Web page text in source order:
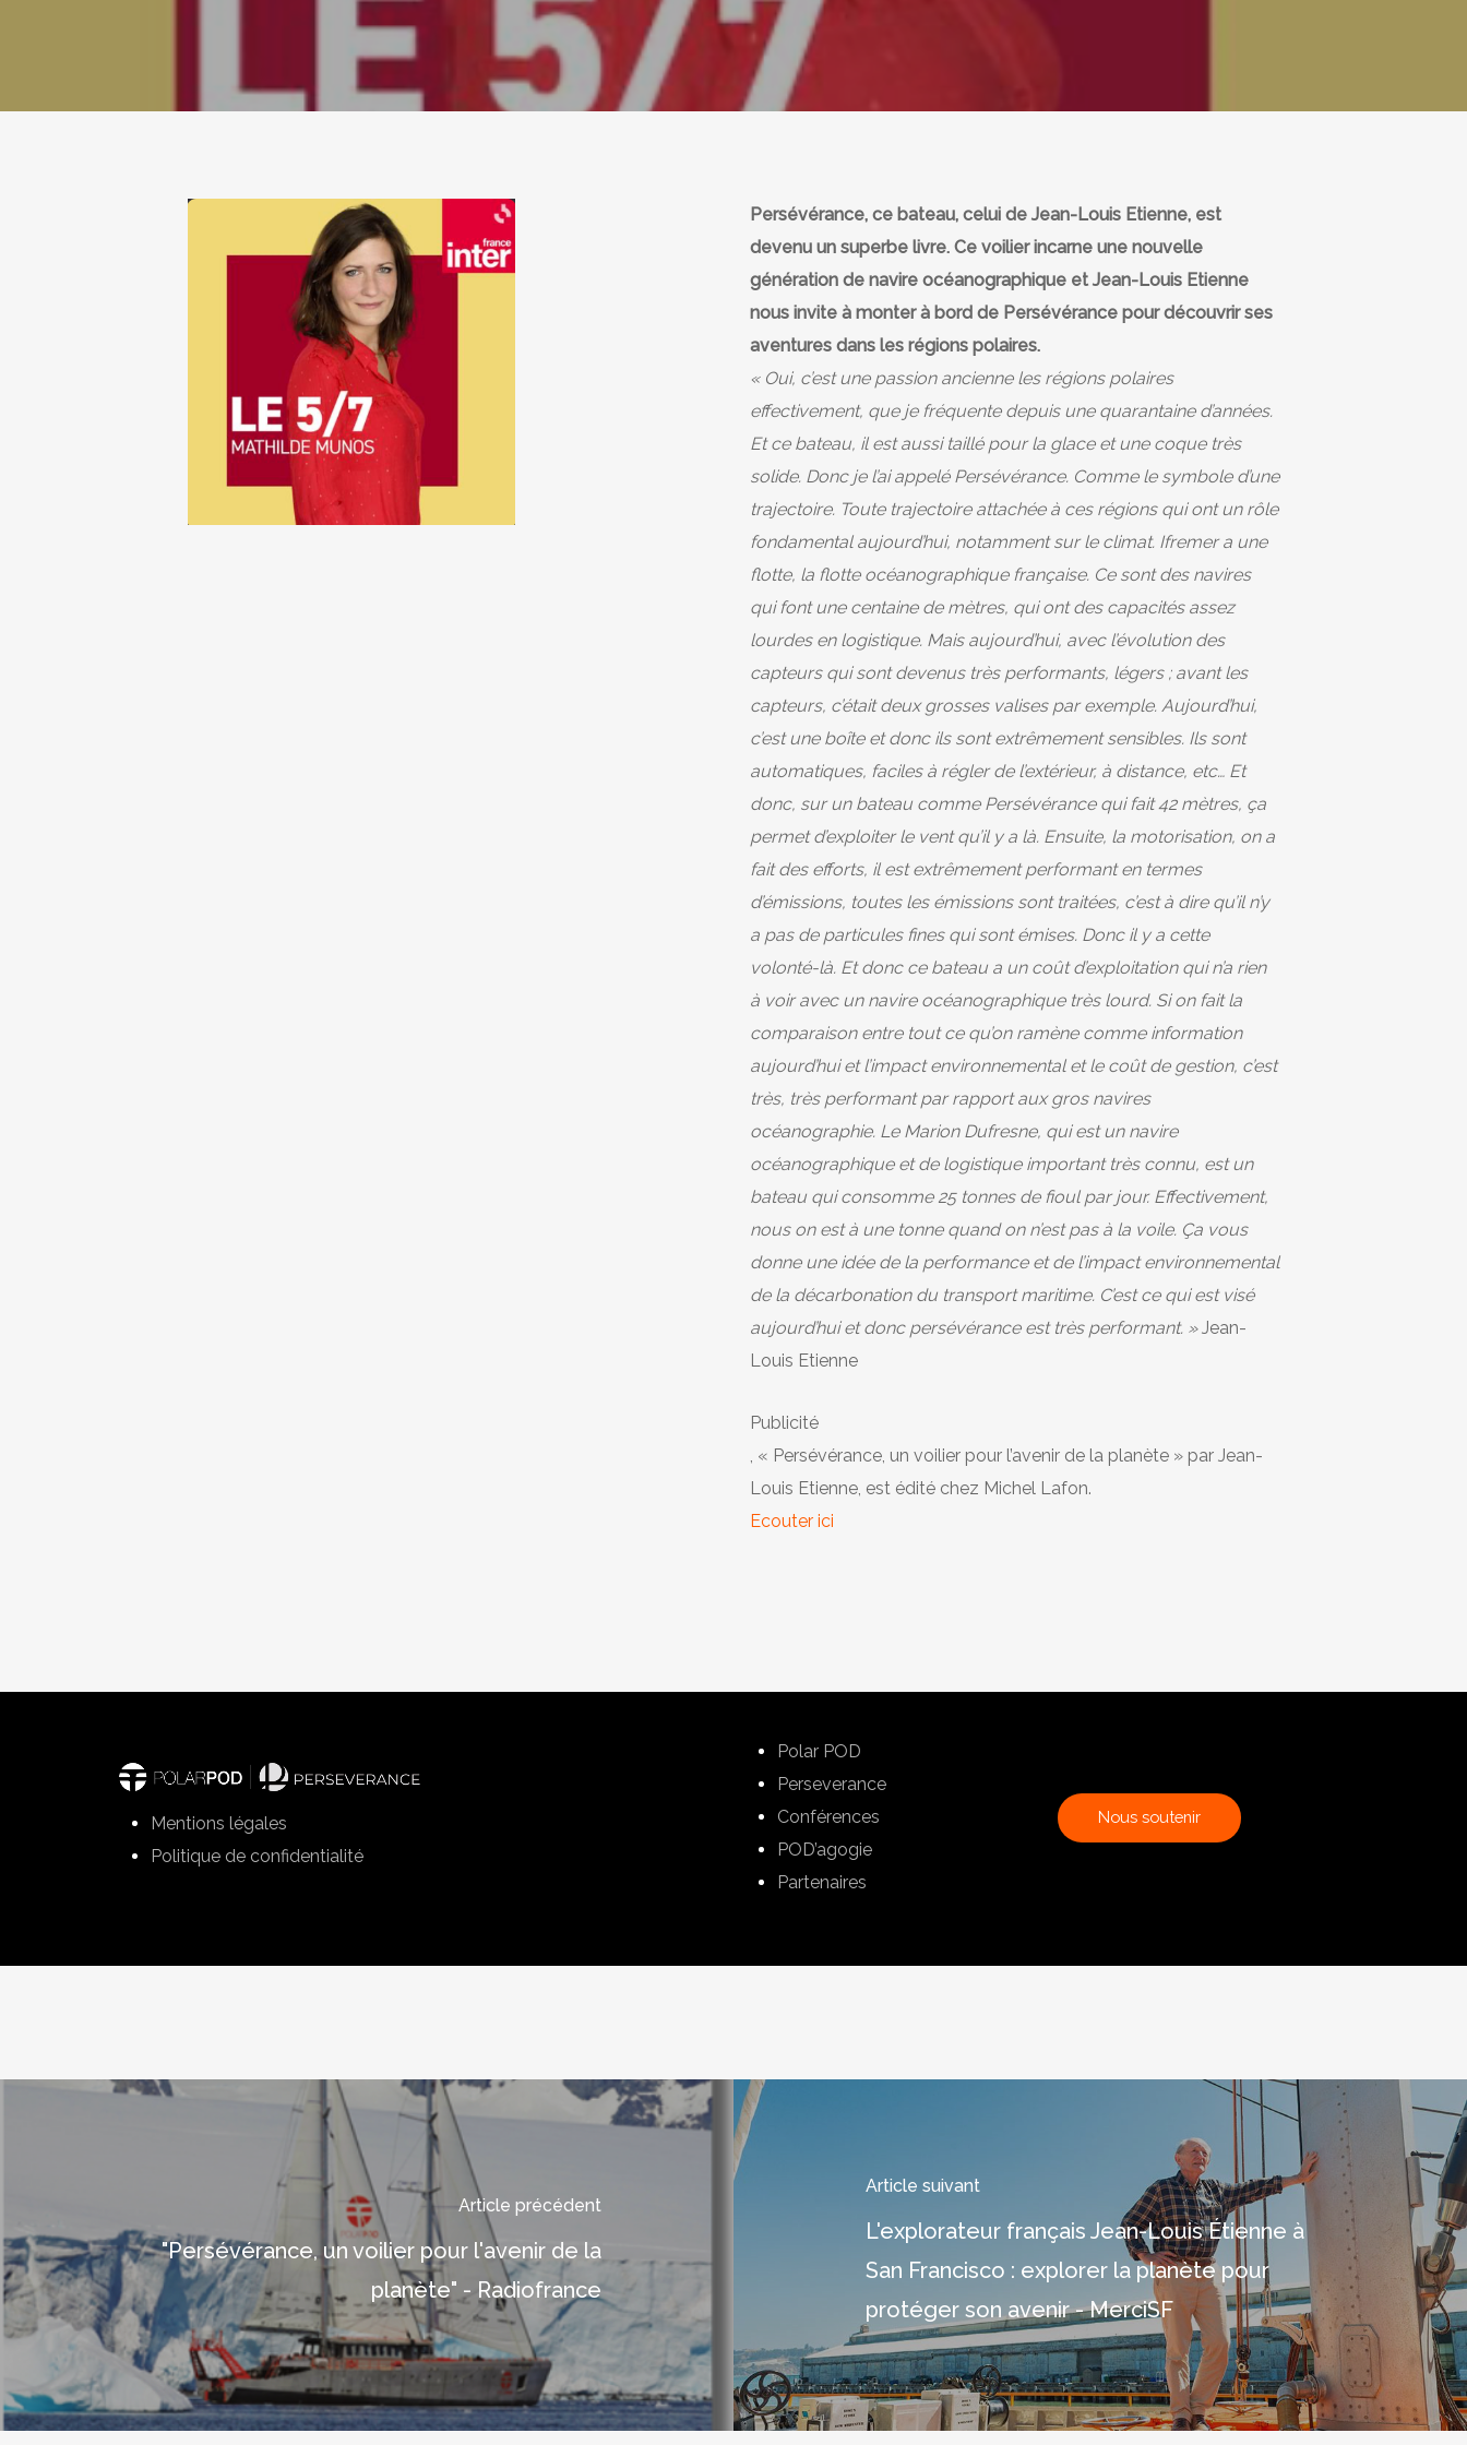
Persévérance, ce bateau, celui de Jean-Louis Etienne, est
devenu un superbe livre. Ce voilier incarne une nouvelle
génération de navire océanographique et Jean-Louis Etienne
nous invite à monter à bord de Persévérance pour découvrir ses
aventures dans les régions polaires.
« Oui, c’est une passion ancienne les régions polaires
effectivement, que je fréquente depuis une quarantaine d’années.
Et ce bateau, il est aussi taillé pour la glace et une coque très
solide. Donc je l’ai appelé Persévérance. Comme le symbole d’une
trajectoire. Toute trajectoire attachée à ces régions qui ont un rôle
fondamental aujourd’hui, notamment sur le climat. Ifremer a une
flotte, la flotte océanographique française. Ce sont des navires
qui font une centaine de mètres, qui ont des capacités assez
lourdes en logistique. Mais aujourd’hui, avec l’évolution des
capteurs qui sont devenus très performants, légers ; avant les
capteurs, c’était deux grosses valises par exemple. Aujourd’hui,
c’est une boîte et donc ils sont extrêmement sensibles. Ils sont
automatiques, faciles à régler de l’extérieur, à distance, etc… Et
donc, sur un bateau comme Persévérance qui fait 42 mètres, ça
permet d’exploiter le vent qu’il y a là. Ensuite, la motorisation, on a
fait des efforts, il est extrêmement performant en termes
d’émissions, toutes les émissions sont traitées, c’est à dire qu’il n’y
a pas de particules fines qui sont émises. Donc il y a cette
volonté-là. Et donc ce bateau a un coût d’exploitation qui n’a rien
à voir avec un navire océanographique très lourd. Si on fait la
comparaison entre tout ce qu’on ramène comme information
aujourd’hui et l’impact environnemental et le coût de gestion, c’est
très, très performant par rapport aux gros navires
océanographie. Le Marion Dufresne, qui est un navire
océanographique et de logistique important très connu, est un
bateau qui consomme 25 tonnes de fioul par jour. Effectivement,
nous on est à une tonne quand on n’est pas à la voile. Ça vous
donne une idée de la performance et de l’impact environnemental
de la décarbonation du transport maritime. C’est ce qui est visé
aujourd’hui et donc persévérance est très performant. »Jean-
Louis Etienne
Publicité
, « Persévérance, un voilier pour l’avenir de la planète » par Jean-
Louis Etienne, est édité chez Michel Lafon.
Ecouter ici
Mentions légales
Politique de confidentialité
Polar POD
Perseverance
Conférences
POD’agogie
Partenaires
Nous soutenir
Article précédent
"Persévérance, un voilier pour l'avenir de la
planète" - Radiofrance
Article suivant
L'explorateur français Jean-Louis Étienne à
San Francisco : explorer la planète pour
protéger son avenir - MerciSF